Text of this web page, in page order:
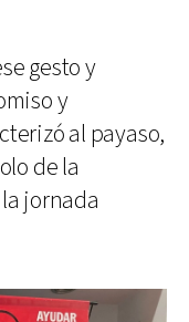
gesto y
y
al payaso,
de la
jornada